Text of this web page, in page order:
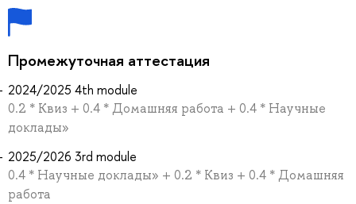
Промежуточная аттестация
2024/2025 4th module
0.2 * Квиз + 0.4 * Домашняя работа + 0.4 * Научные
доклады»
2025/2026 3rd module
0.4 * Научные доклады» + 0.2 * Квиз + 0.4 * Домашняя
работа